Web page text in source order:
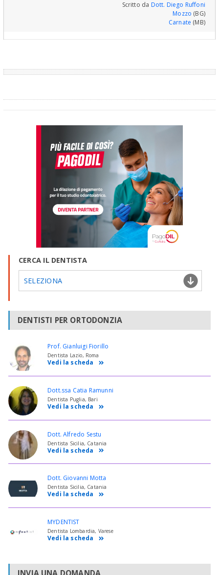
Scritto da Dott. Diego Ruffoni
Mozzo (BG)
Carnate (MB)
CERCA IL DENTISTA
SELEZIONA
DENTISTI PER ORTODONZIA
Prof. Gianluigi Fiorillo
Dentista Lazio, Roma
Vedi la scheda
Dott.ssa Catia Ramunni
Dentista Puglia, Bari
Vedi la scheda
Dott. Alfredo Sestu
Dentista Sicilia, Catania
Vedi la scheda
Dott. Giovanni Motta
Dentista Sicilia, Catania
Vedi la scheda
MYDENTIST
Dentista Lombardia, Varese
Vedi la scheda